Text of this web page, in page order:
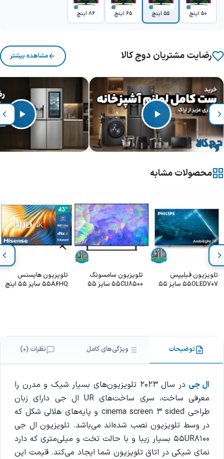
50 اینچ 55 اینچ 65 اینچ 86 اینچ
رضایت مشتریان دوج کالا مشاهده بیشتر
محصولات مشابه
تلویزیون فیلیپس
55OLED707 سایز 55
تلویزیون سامسونگ
55CU8500 سایز 55
تلویزیون هایسنس
55A6HQ سایز 55 اینچ
توضیحات ویژگی‌های کامل نظرات (0)
ال جی
در سال 2023 تلویزیون‌های ‌بسیار شیک و مدرن را
معرفی ساخت، سری ساخت‌های UR ال جی دارای زبان
طراحی cinema screen 3 sided و پایه‌های هلالی شکل که
در وسط تلویزیون نصب شده‌اند می‌باشد. تلویزیون ال جی
55UR8100 بسیار زیبا و با حالت تخت و میلی‌متری که دارد
نمای شیکی در اتاق تلویزیون شما ایجاد می‌کند. قیمت این